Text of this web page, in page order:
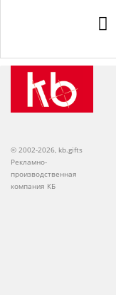
© 2002-2026, kb.gifts
Рекламно-
производственная
компания КБ